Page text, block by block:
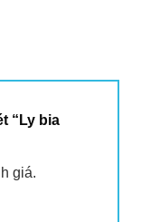
“Ly bia
giá.